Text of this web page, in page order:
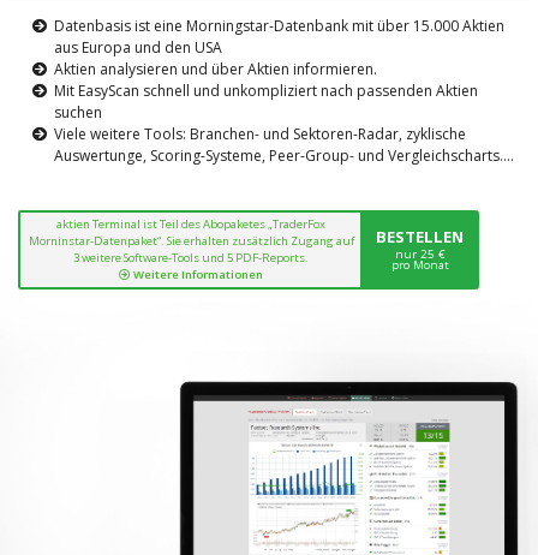
Datenbasis ist eine Morningstar-Datenbank mit über 15.000 Aktien
aus Europa und den USA
Aktien analysieren und über Aktien informieren.
Mit EasyScan schnell und unkompliziert nach passenden Aktien
suchen
Viele weitere Tools: Branchen- und Sektoren-Radar, zyklische
Auswertunge, Scoring-Systeme, Peer-Group- und Vergleichscharts....
aktien Terminal ist Teil des Abopaketes „TraderFox
Morninstar-Datenpaket“. Sie erhalten zusätzlich Zugang auf
3 weitere Software-Tools und 5 PDF-Reports.
Weitere Informationen
BESTELLEN
nur 25 €
pro Monat